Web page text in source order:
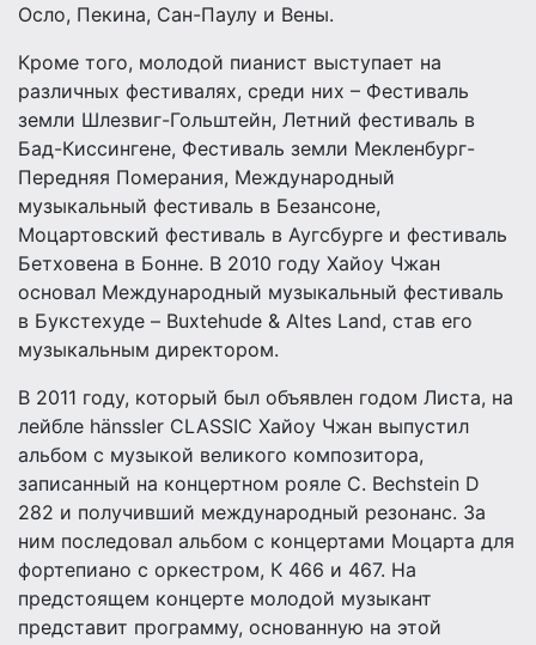
Осло, Пекина, Сан-Паулу и Вены.
Кроме того, молодой пианист выступает на
различных фестивалях, среди них – Фестиваль
земли Шлезвиг-Гольштейн, Летний фестиваль в
Бад-Киссингене, Фестиваль земли Мекленбург-
Передняя Померания, Международный
музыкальный фестиваль в Безансоне,
Моцартовский фестиваль в Аугсбурге и фестиваль
Бетховена в Бонне. В 2010 году Хайоу Чжан
основал Международный музыкальный фестиваль
в Букстехуде – Buxtehude & Altes Land, став его
музыкальным директором.
В 2011 году, который был объявлен годом Листa, на
лейбле hänssler CLASSIC Хайоу Чжан выпустил
альбом с музыкой великого композитора,
записанный на концертном роялe C. Bechstein D
282 и получивший международный резонанс. За
ним последовал альбом с концертами Моцарта для
фортепиано с оркестром, К 466 и 467. На
предстоящем концерте молодой музыкант
представит программу, основанную на этой